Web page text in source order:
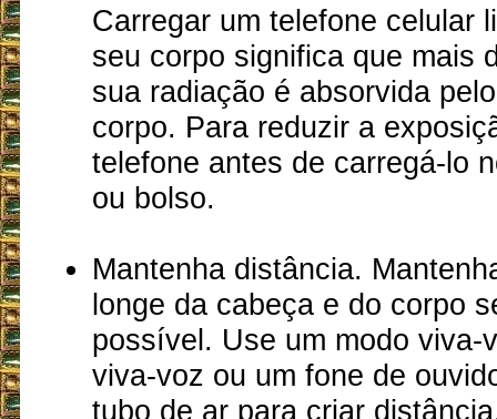
Carregar um telefone celular
seu corpo significa que mais
sua radiação é absorvida
corpo. Para reduzir a
telefone antes de carregá-lo
ou bolso.
Mantenha distância.
longe da cabeça e do corpo
possível. Use um modo viva-
viva-voz ou um fone de
tubo de ar para criar